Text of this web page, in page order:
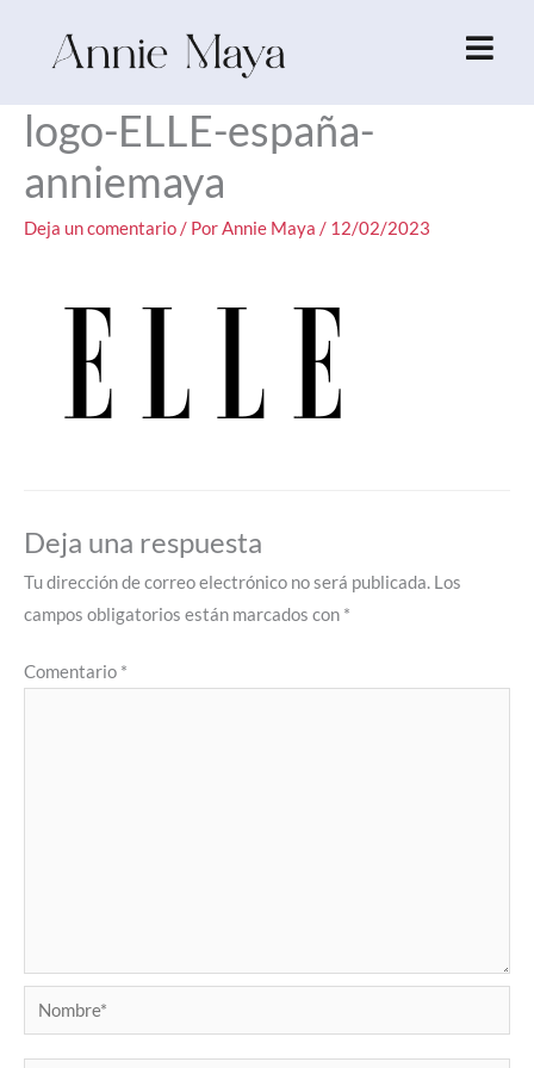
logo-ELLE-españa-
anniemaya
Deja un comentario/ PorAnnie Maya / 12/02/2023
Deja una respuesta
Tu dirección de correo electrónico no será publicada. Los
campos obligatorios están marcados con *
Comentario *
Nombre*